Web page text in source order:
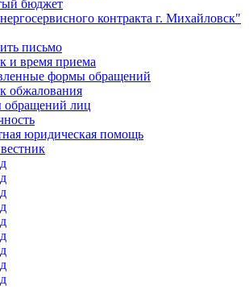
бюджет
контракта г. Михайловск"
письмо
и время приема
формы обращений
обжалования
обращений лиц
юридическая помощь